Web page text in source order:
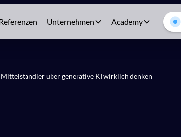
Referenzen Unternehmen Academy
über generative KI wirklich denken